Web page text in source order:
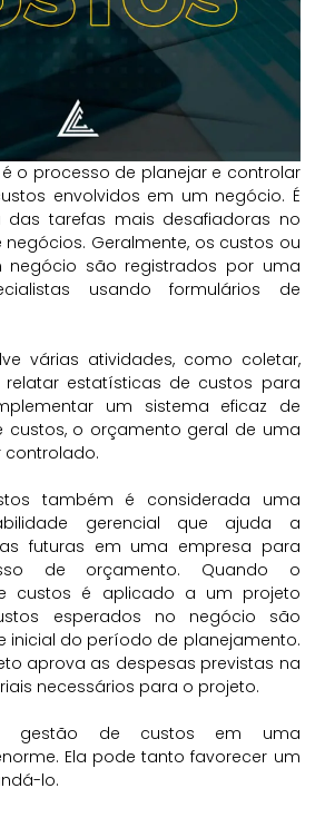
o processo de planejar e controlar
envolvidos em um negócio. É
das tarefas mais desafiadoras no
Geralmente, os custos ou
negócio são registrados por uma
usando formulários de
várias atividades, como coletar,
relatar estatísticas de custos para
um sistema eficaz de
custos, o orçamento geral de uma
controlado.
também é considerada uma
gerencial que ajuda a
futuras em uma empresa para
de orçamento. Quando o
custos é aplicado a um projeto
esperados no negócio são
inicial do período de planejamento.
aprova as despesas previstas na
necessários para o projeto.
gestão de custos em uma
Ela pode tanto favorecer um
lo.